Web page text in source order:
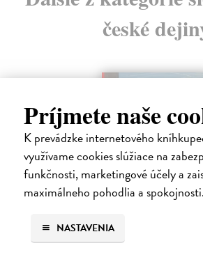
Príjmete naše
K prevádzke internetového
využívame cookies slúžiace na
funkčnosti, marketingové účely a
maximálneho pohodlia a spokojnosti.
NASTAVENIA
české
Studne mútne